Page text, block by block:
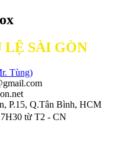
LỆ SÀI GÒN
Tùng)
P.15, Q.Tân Bình, HCM
từ T2 - CN